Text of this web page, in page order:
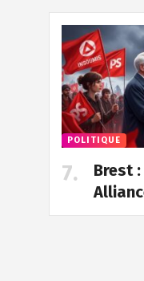
POLITIQUE
Brest